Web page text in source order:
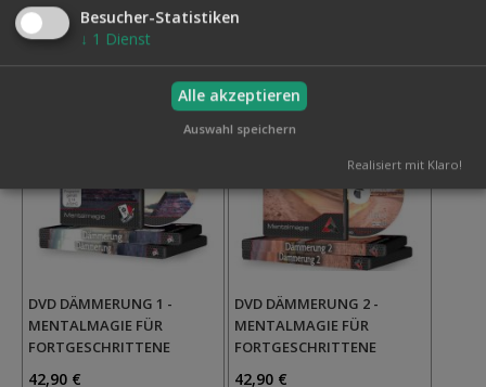
Wunschzettel
DVD DÄMMERUNG 1 -
MENTALMAGIE FÜR
FORTGESCHRITTENE
42,90 €
DVD DÄMMERUNG 2 -
MENTALMAGIE FÜR
FORTGESCHRITTENE
42,90 €
Besucher-Statistiken
↓ 1 Dienst
Alle akzeptieren
Auswahl speichern
Realisiert mit Klaro!